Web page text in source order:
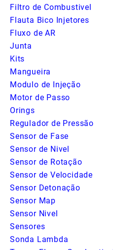
Filtro de Combustivel
Flauta Bico Injetores
Fluxo de AR
Junta
Kits
Mangueira
Modulo de Injeção
Motor de Passo
Orings
Regulador de Pressão
Sensor de Fase
Sensor de Nivel
Sensor de Rotação
Sensor de Velocidade
Sensor Detonação
Sensor Map
Sensor Nivel
Sensores
Sonda Lambda